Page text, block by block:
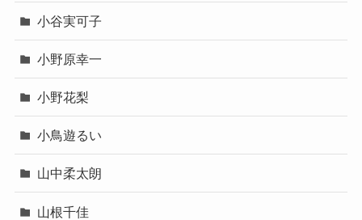
小谷実可子
小野原幸一
小野花梨
小鳥遊るい
山中柔太朗
山根千佳